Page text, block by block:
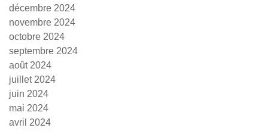
décembre 2024
novembre 2024
octobre 2024
septembre 2024
août 2024
juillet 2024
juin 2024
mai 2024
avril 2024